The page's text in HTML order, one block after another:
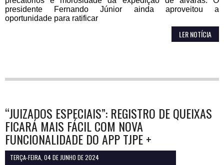
presidente Fernando Júnior ainda aproveitou a
oportunidade para ratificar
LER NOTÍCIA
“JUIZADOS ESPECIAIS”: REGISTRO DE QUEIXAS
FICARÁ MAIS FÁCIL COM NOVA
FUNCIONALIDADE DO APP TJPE +
TERÇA-FEIRA, 04 DE JUNHO DE 2024